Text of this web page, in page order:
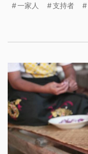
應的暖心行動，也
一家人 支持者